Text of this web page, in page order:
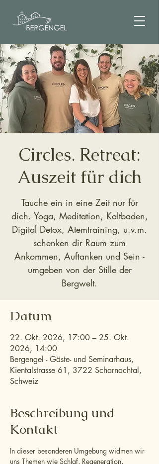
Circles. Retreat:
Auszeit für dich
Tauche ein in eine Zeit nur für
dich. Yoga, Meditation, Kaltbaden,
Digital Detox, Atemtraining, u.v.m.
schenken dir Raum zum
Ankommen, Auftanken und Sein -
umgeben von der Stille der
Bergwelt.
Datum
22. Okt. 2026, 17:00 – 25. Okt.
2026, 14:00
Bergengel - Gäste- und Seminarhaus,
Kientalstrasse 61, 3722 Scharnachtal,
Schweiz
Beschreibung und
Kontakt
In dieser besonderen Umgebung widmen wir
uns Themen wie Schlaf, Regeneration,